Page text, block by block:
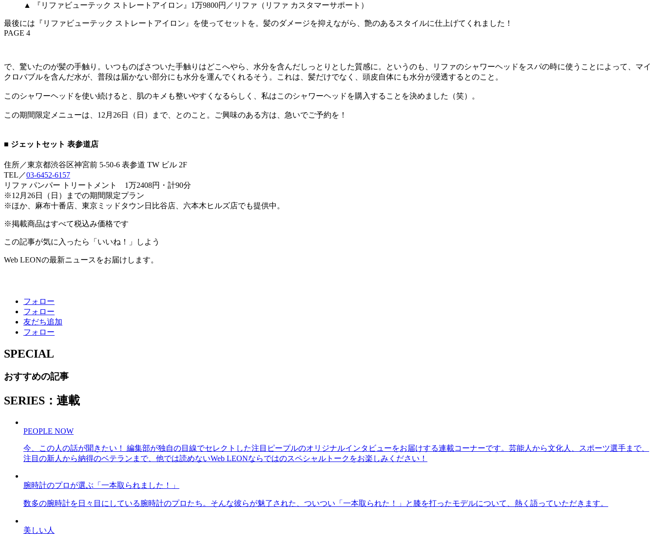
▲ 『リファビューテック ストレートアイロン』1万9800円／リファ（リファ カスタマーサポート）
最後には『リファビューテック ストレートアイロン』を使ってセットを。髪のダメージを抑えながら、艶のあるスタイルに仕上げてくれました！
PAGE 4
で、驚いたのが髪の手触り。いつものぱさついた手触りはどこへやら、水分を含んだしっとりとした質感に。というのも、リファのシャワーヘッドをスパの時に使うことによって、マイ
クロバブルを含んだ水が、普段は届かない部分にも水分を運んでくれるそう。これは、髪だけでなく、頭皮自体にも水分が浸透するとのこと。
このシャワーヘッドを使い続けると、肌のキメも整いやすくなるらしく、私はこのシャワーヘッドを購入することを決めました（笑）。
この期間限定メニューは、12月26日（日）まで、とのこと。ご興味のある方は、急いでご予約を！
■ ジェットセット 表参道店
住所／東京都渋谷区神宮前 5-50-6 表参道 TW ビル 2F
TEL／03-6452-6157
リファ パンパー トリートメント 1万2408円・計90分
※12月26日（日）までの期間限定プラン
※ほか、麻布十番店、東京ミッドタウン日比谷店、六本木ヒルズ店でも提供中。
※掲載商品はすべて税込み価格です
この記事が気に入ったら「いいね！」しよう
Web LEONの最新ニュースをお届けします。
フォロー
フォロー
友だち追加
フォロー
SPECIAL
おすすめの記事
SERIES：連載
PEOPLE NOW
今、この人の話が聞きたい！ 編集部が独自の目線でセレクトした注目ピープルのオリジナルインタビューをお届けする連載コーナーです。芸能人から文化人、スポーツ選手まで、
注目の新人から納得のベテランまで、他では読めないWeb LEONならではのスペシャルトークをお楽しみください！
腕時計のプロが選ぶ「一本取られました！」
数多の腕時計を日々目にしている腕時計のプロたち。そんな彼らが魅了された、ついつい「一本取られた！」と膝を打ったモデルについて、熱く語っていただきます。
美しい人